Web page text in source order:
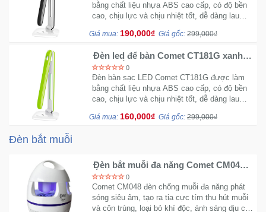
bằng chất liệu nhựa ABS cao cấp, có độ bền
cao, chịu lực và chịu nhiệt tốt, dễ dàng lau
sang trọng.
Giá mua: 190,000₫ Giá gốc: 299,000₫
Đèn led để bàn Comet CT181G xanh lá
phối trắng chính hãng
0
Đèn bàn sạc LED Comet CT181G được làm
bằng chất liệu nhựa ABS cao cấp, có độ bền
cao, chịu lực và chịu nhiệt tốt, dễ dàng lau
sang trọng.
Giá mua: 160,000₫ Giá gốc: 299,000₫
Đèn bắt muỗi
Đèn bắt muỗi đa năng Comet CM048 -
Ánh sáng tím
0
Comet CM048 đèn chống muỗi đa năng phát
sóng siêu âm, tạo ra tia cực tím thu hút muỗi
và côn trùng, loại bỏ khí độc, ánh sáng dịu có